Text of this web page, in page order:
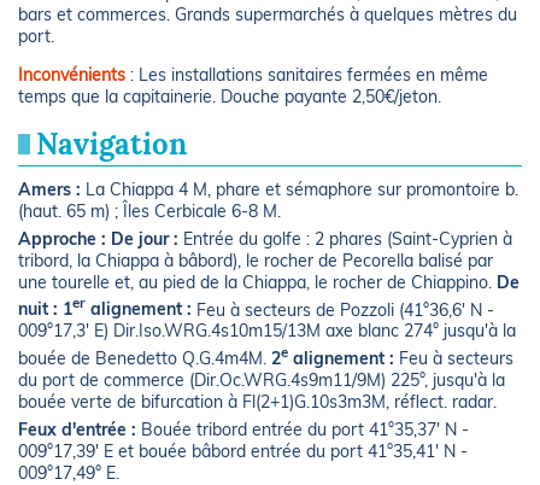
bars et commerces. Grands supermarchés à quelques mètres du
port.
Inconvénients : Les installations sanitaires fermées en même
temps que la capitainerie. Douche payante 2,50€/jeton.
Navigation
Amers : La Chiappa 4 M, phare et sémaphore sur promontoire b.
(haut. 65 m) ; Îles Cerbicale 6-8 M.
Approche : De jour : Entrée du golfe : 2 phares (Saint-Cyprien à
tribord, la Chiappa à bâbord), le rocher de Pecorella balisé par
une tourelle et, au pied de la Chiappa, le rocher de Chiappino. De
nuit : 1er alignement : Feu à secteurs de Pozzoli (41°36,6' N -
009°17,3' E) Dir.Iso.WRG.4s10m15/13M axe blanc 274° jusqu'à la
bouée de Benedetto Q.G.4m4M. 2e alignement : Feu à secteurs
du port de commerce (Dir.Oc.WRG.4s9m11/9M) 225°, jusqu'à la
bouée verte de bifurcation à Fl(2+1)G.10s3m3M, réflect. radar.
Feux d'entrée : Bouée tribord entrée du port 41°35,37' N -
009°17,39' E et bouée bâbord entrée du port 41°35,41' N -
009°17,49° E.